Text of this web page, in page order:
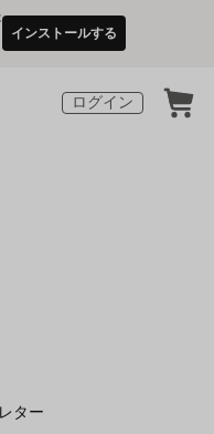
インストールする
ログイン
レター